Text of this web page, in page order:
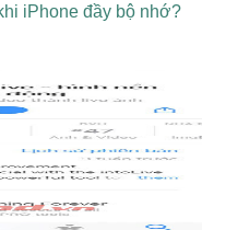
iPhone đầy bộ nhớ?